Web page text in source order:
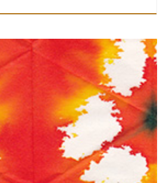
à 18h Place Wiener Atelier « Dites-
une feuille de papier
trempez-la dans l’écoline, dépliez